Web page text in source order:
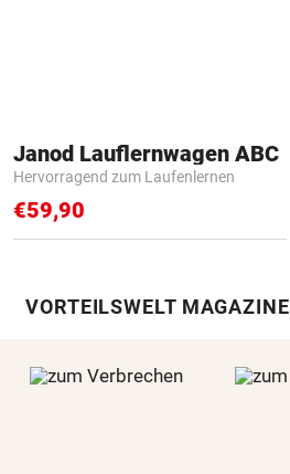
Janod Lauflernwagen ABC
Hervorragend zum Laufenlernen
€59,90
VORTEILSWELT MAGAZINE